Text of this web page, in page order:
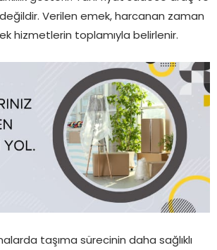
Verilen emek, harcanan zaman
hizmetlerin toplamıyla belirlenir.
taşıma sürecinin daha sağlıklı